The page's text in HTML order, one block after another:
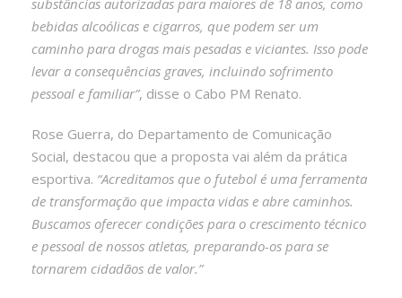
bebidas alcoólicas e cigarros, que podem ser um
caminho para drogas mais pesadas e viciantes. Isso pode
levar a consequências graves, incluindo sofrimento
pessoal e familiar”, disse o Cabo PM Renato.
Rose Guerra, do Departamento de Comunicação
Social, destacou que a proposta vai além da prática
esportiva. “Acreditamos que o futebol é uma ferramenta
de transformação que impacta vidas e abre caminhos.
Buscamos oferecer condições para o crescimento técnico
e pessoal de nossos atletas, preparando-os para se
tornarem cidadãos de valor.”